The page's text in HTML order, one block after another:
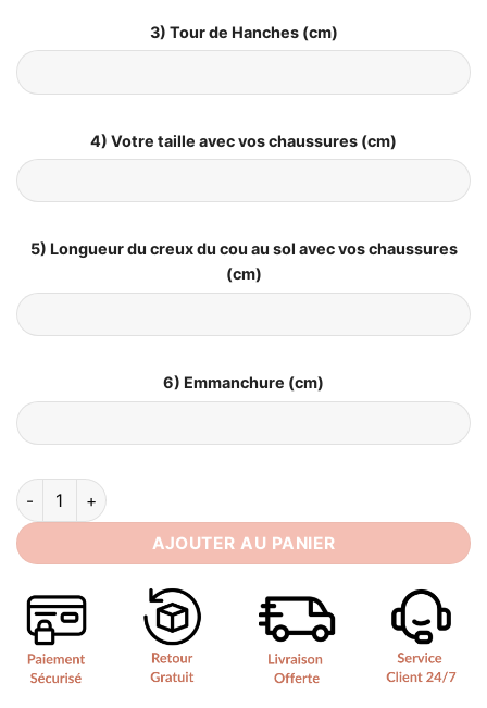
3) Tour de Hanches (cm)
4) Votre taille avec vos chaussures (cm)
5) Longueur du creux du cou au sol avec vos chaussures
(cm)
6) Emmanchure (cm)
quantité de Robe de Mariée Bohème Chic en Dentelle
AJOUTER AU PANIER